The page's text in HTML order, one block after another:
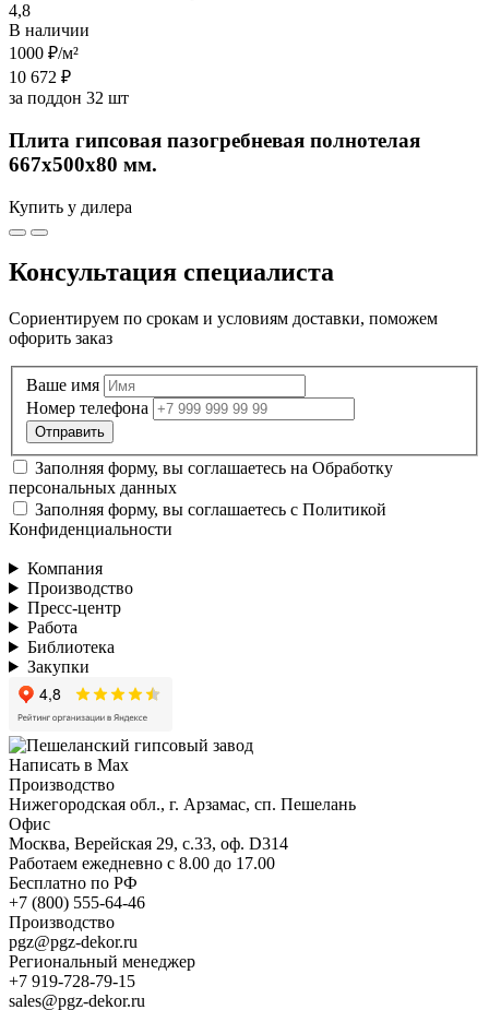
4,8
В наличии
1000 ₽/м²
10 672 ₽
за поддон 32 шт
Плита гипсовая пазогребневая полнотелая
667х500х80 мм.
Купить у дилера
Консультация специалиста
Сориентируем по срокам и условиям доставки, поможем
офорить заказ
Ваше имя
Номер телефона
Заполняя форму, вы соглашаетесь на Обработку
персональных данных
Заполняя форму, вы соглашаетесь с Политикой
Конфиденциальности
Компания
Производство
Пресс-центр
Работа
Библиотека
Закупки
Написать в Max
Производство
Нижегородская обл., г. Арзамас, сп. Пешелань
Офис
Москва, Верейская 29, с.33, оф. D314
Работаем ежедневно с 8.00 до 17.00
Бесплатно по РФ
+7 (800) 555-64-46
Производство
pgz@pgz-dekor.ru
Региональный менеджер
+7 919-728-79-15
sales@pgz-dekor.ru